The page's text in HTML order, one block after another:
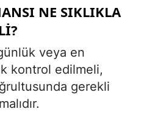
NE SIKLIKLA
veya en
kontrol edilmeli,
gerekli